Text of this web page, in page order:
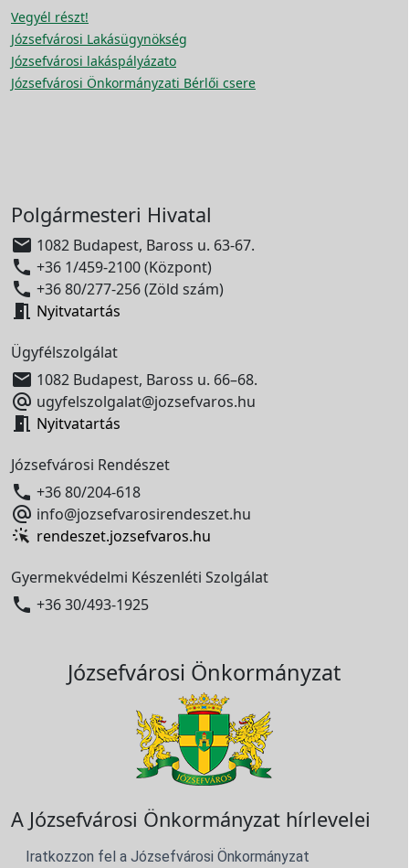
Vegyél részt!
Józsefvárosi Lakásügynökség
Józsefvárosi lakáspályázato
Józsefvárosi Önkormányzati Bérlői csere
Polgármesteri Hivatal
 1082 Budapest, Baross u. 63-67.
 +36 1/459-2100 (Központ)
 +36 80/277-256 (Zöld szám)
 Nyitvatartás
Ügyfélszolgálat
 1082 Budapest, Baross u. 66–68.
 ugyfelszolgalat@jozsefvaros.hu
 Nyitvatartás
Józsefvárosi Rendészet
 +36 80/204-618
 info@jozsefvarosirendeszet.hu
rendeszet.jozsefvaros.hu
Gyermekvédelmi Készenléti Szolgálat
 +36 30/493-1925
Józsefvárosi Önkormányzat
A Józsefvárosi Önkormányzat hírlevelei
Iratkozzon fel a Józsefvárosi Önkormányzat